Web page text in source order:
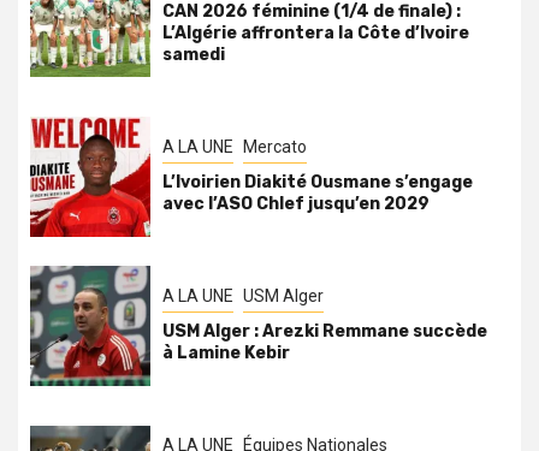
CAN 2026 féminine (1/4 de finale) :
L’Algérie affrontera la Côte d’Ivoire
samedi
A LA UNE Mercato
L’Ivoirien Diakité Ousmane s’engage
avec l’ASO Chlef jusqu’en 2029
A LA UNE USM Alger
USM Alger : Arezki Remmane succède
à Lamine Kebir
A LA UNE Équipes Nationales